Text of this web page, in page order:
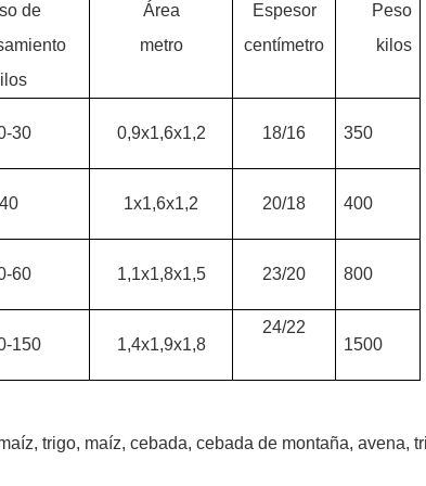
de
Área
metro
Espesor
centímetro
Peso
kilos
30 0,9x1,6x1,2 18/16 350
40 1x1,6x1,2 20/18 400
60 1,1x1,8x1,5 23/20 800
150 1,4x1,9x1,8
24/22
1500
trigo, maíz, cebada, cebada de montaña, avena,